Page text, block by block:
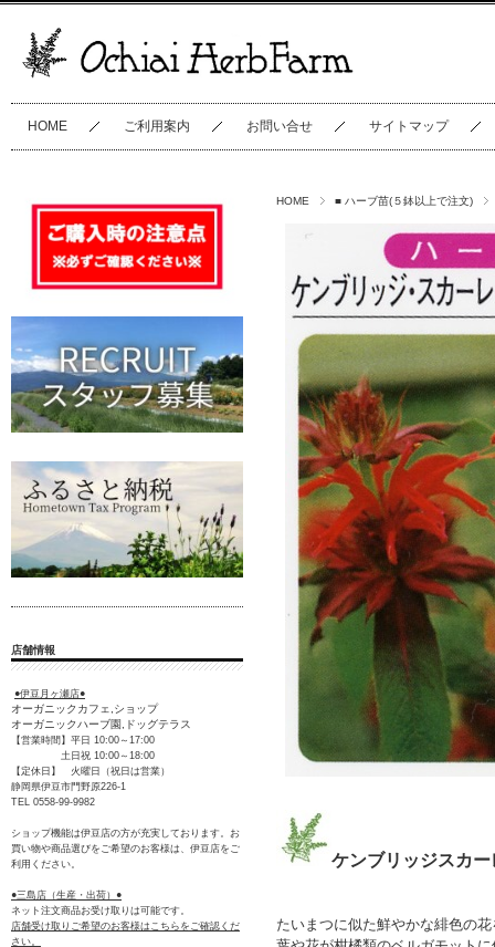
HOME ご利用案内 お問い合せ サイトマップ
HOME ■ ハーブ苗(５鉢以上で注文)
ケンブリッジスカ
たいまつに似た鮮やかな緋色の
店舗情報
●伊豆月ヶ瀬店●
オーガニックカフェ,ショップ
オーガニックハーブ園,ドッグテラス
【営業時間】平日 10:00～17:00
土日祝 10:00～18:00
【定休日】 火曜日（祝日は営業）
静岡県伊豆市門野原226-1
TEL 0558-99-9982
ショップ機能は伊豆店の方が充実しております。お
買い物や商品選びをご希望のお客様は、伊豆店をご
利用ください。
●三島店（生産・出荷）●
ネット注文商品お受け取りは可能です。
店舗受け取りご希望のお客様はこちらをご確認くだ
さい。